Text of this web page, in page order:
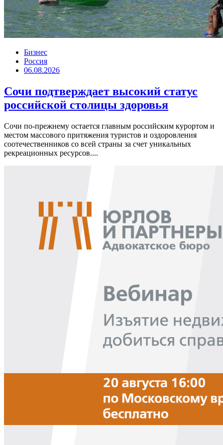
Бизнес
Россия
06.08.2026
Сочи подтверждает высокий статус
российской столицы здоровья
Сочи по-прежнему остается главным российским курортом и
местом массового притяжения туристов и оздоровления
соотечественников со всей страны за счет уникальных
рекреационных ресурсов....